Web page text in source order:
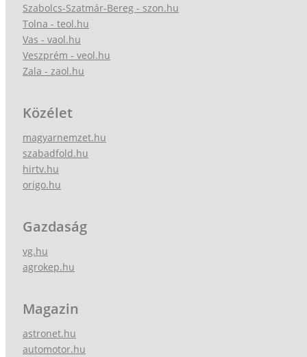
Szabolcs-Szatmár-Bereg - szon.hu
Tolna - teol.hu
Vas - vaol.hu
Veszprém - veol.hu
Zala - zaol.hu
Közélet
magyarnemzet.hu
szabadfold.hu
hirtv.hu
origo.hu
Gazdaság
vg.hu
agrokep.hu
Magazin
astronet.hu
automotor.hu